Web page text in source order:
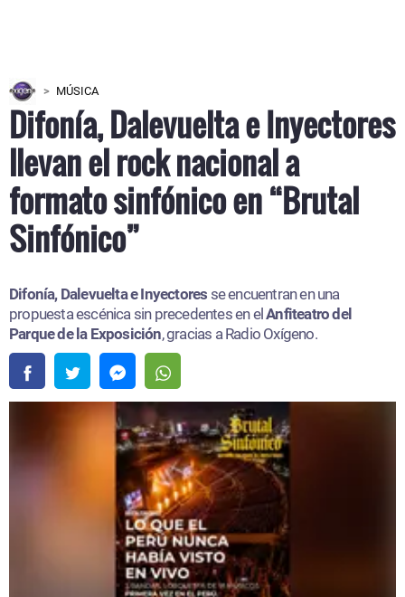
MÚSICA
Difonía, Dalevuelta e Inyectores
llevan el rock nacional a
formato sinfónico en “Brutal
Sinfónico”
Difonía, Dalevuelta e Inyectores se encuentran en una
propuesta escénica sin precedentes en elAnfiteatro del
Parque de la Exposición, gracias a Radio Oxígeno.